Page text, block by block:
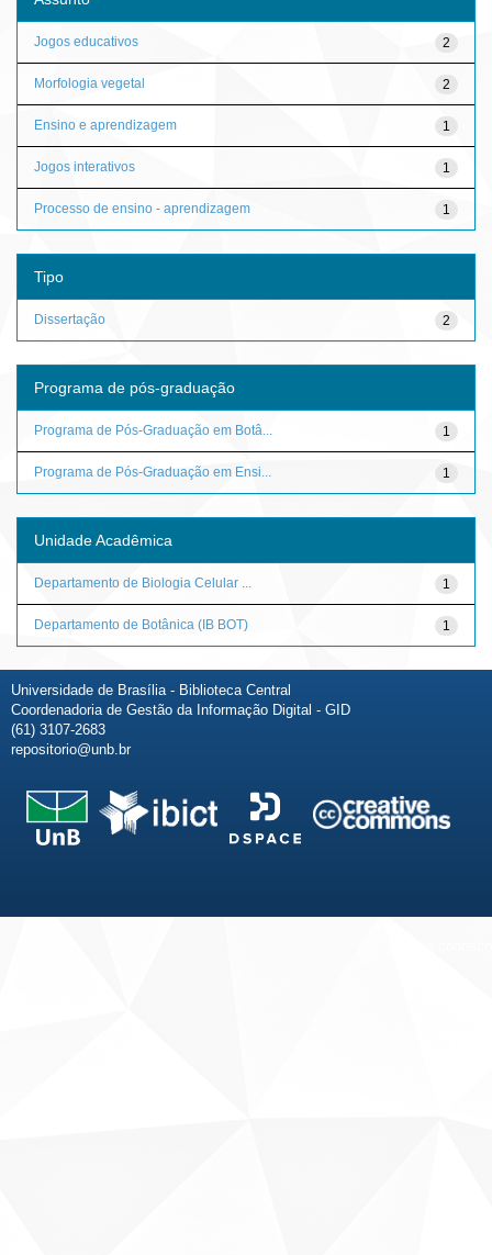
2
Jogos educativos
2
Morfologia vegetal
1
Ensino e aprendizagem
1
Jogos interativos
1
Processo de ensino - aprendizagem
Tipo
2
Dissertação
Programa de pós-graduação
1
Programa de Pós-Graduação em Botâ...
1
Programa de Pós-Graduação em Ensi...
Unidade Acadêmica
1
Departamento de Biologia Celular ...
1
Departamento de Botânica (IB BOT)
Universidade de Brasília - Biblioteca Central
Coordenadoria de Gestão da Informação Digital - GID
(61) 3107-2683
repositorio@unb.br